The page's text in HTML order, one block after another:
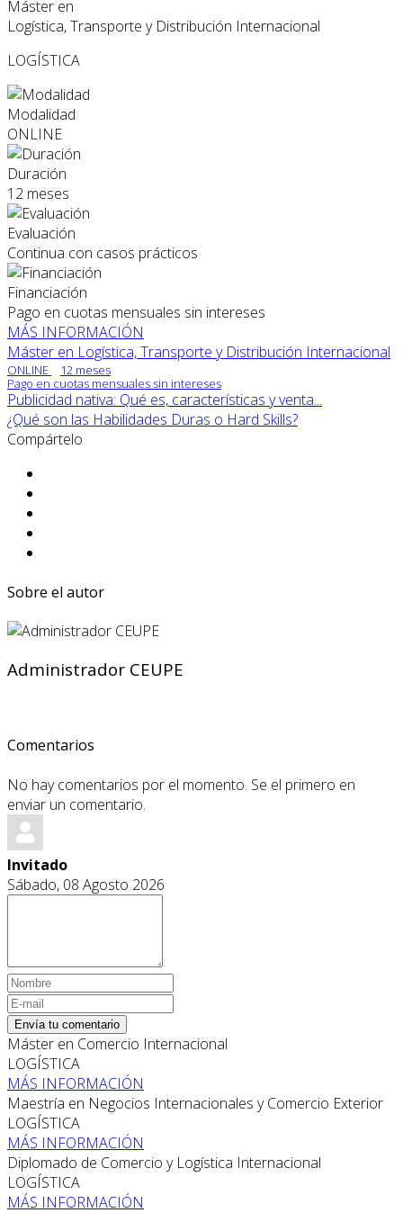
Máster en
Logística, Transporte y Distribución Internacional
LOGÍSTICA
Modalidad
ONLINE
Duración
12 meses
Evaluación
Continua con casos prácticos
Financiación
Pago en cuotas mensuales sin intereses
MÁS INFORMACIÓN
Máster en Logística, Transporte y Distribución Internacional
ONLINE
12 meses
Pago en cuotas mensuales sin intereses
Publicidad nativa: Qué es, características y venta...
¿Qué son las Habilidades Duras o Hard Skills?
Compártelo
Sobre el autor
Administrador CEUPE
Comentarios
No hay comentarios por el momento. Se el primero en
enviar un comentario.
Invitado
Sábado, 08 Agosto 2026
Envía tu comentario
Máster en Comercio Internacional
LOGÍSTICA
MÁS INFORMACIÓN
Maestría en Negocios Internacionales y Comercio Exterior
LOGÍSTICA
MÁS INFORMACIÓN
Diplomado de Comercio y Logística Internacional
LOGÍSTICA
MÁS INFORMACIÓN